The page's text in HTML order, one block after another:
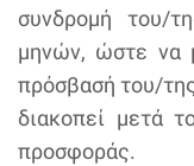
συνδρομή του/
μηνών, ώστε να
πρόσβασή του/
διακοπεί μετά
προσφοράς.